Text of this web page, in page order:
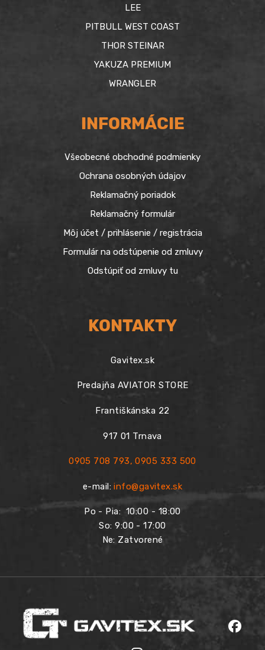
LEE
PITBULL WEST COAST
THOR STEINAR
YAKUZA PREMIUM
WRANGLER
INFORMÁCIE
Všeobecné obchodné podmienky
Ochrana osobných údajov
Reklamačný poriadok
Reklamačný formulár
Môj účet / prihlásenie / registrácia
Formulár na odstúpenie od zmluvy
Odstúpiť od zmluvy tu
KONTAKTY
Gavitex.sk
Predajňa AVIATOR STORE
Františkánska 22
917 01 Trnava
0905 708 793,0905 333 500
e-mail:info@gavitex.sk
Po - Pia:10:00 - 18:00
So: 9:00 - 17:00
Ne: Zatvorené